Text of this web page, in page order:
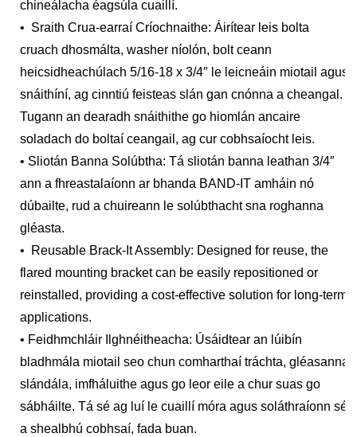
chineálacha éagsúla cuaillí.
• Sraith Crua-earraí Críochnaithe: Áirítear leis bolta
cruach dhosmálta, washer níolón, bolt ceann
heicsidheachúlach 5/16-18 x 3/4″ le leicneáin miotail agus
snáithíní, ag cinntiú feisteas slán gan cnónna a cheangal.
Tugann an dearadh snáithithe go hiomlán ancaire
soladach do boltaí ceangail, ag cur cobhsaíocht leis.
• Sliotán Banna Solúbtha: Tá sliotán banna leathan 3/4″
ann a fhreastalaíonn ar bhanda BAND-IT amháin nó
dúbailte, rud a chuireann le solúbthacht sna roghanna
gléasta.
• Reusable Brack-It Assembly: Designed for reuse, the
flared mounting bracket can be easily repositioned or
reinstalled, providing a cost-effective solution for long-term
applications.
• Feidhmchláir Ilghnéitheacha: Úsáidtear an lúibín
bladhmála miotail seo chun comharthaí tráchta, gléasanna
slándála, imfháluithe agus go leor eile a chur suas go
sábháilte. Tá sé ag luí le cuaillí móra agus soláthraíonn sé
a shealbhú cobhsaí, fada buan.